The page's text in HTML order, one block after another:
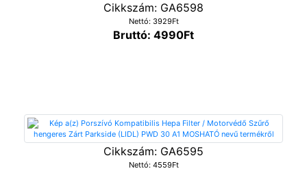
Cikkszám: GA6598
Nettó: 3929Ft
Bruttó: 4990Ft
Cikkszám: GA6595
Nettó: 4559Ft